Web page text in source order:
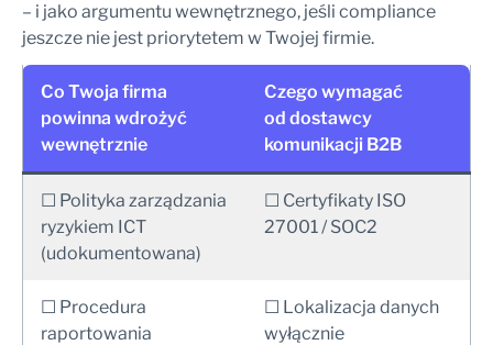
– i jako argumentu wewnętrznego, jeśli compliance
jeszcze nie jest priorytetem w Twojej firmie.
Co Twoja firma
powinna wdrożyć
wewnętrznie
Czego wymagać
od dostawcy
komunikacji B2B
☐ Polityka zarządzania
ryzykiem ICT
(udokumentowana)
☐ Certyfikaty ISO
27001 / SOC2
☐ Procedura
raportowania
☐ Lokalizacja danych
wyłącznie